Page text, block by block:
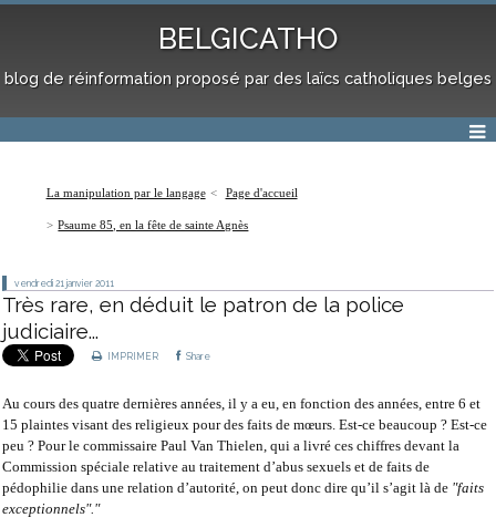
BELGICATHO
blog de réinformation proposé par des laïcs catholiques belges
La manipulation par le langage Page d'accueil
Psaume 85, en la fête de sainte Agnès
vendredi 21 janvier 2011
Très rare, en déduit le patron de la police
judiciaire...
IMPRIMER Share
Au cours des quatre dernières années, il y a eu, en fonction des années, entre 6 et
15 plaintes visant des religieux pour des faits de mœurs. Est-ce beaucoup ? Est-ce
peu ? Pour le commissaire Paul Van Thielen, qui a livré ces chiffres devant la
Commission spéciale relative au traitement d’abus sexuels et de faits de
pédophilie dans une relation d’autorité, on peut donc dire qu’il s’agit là de "faits
exceptionnels"."